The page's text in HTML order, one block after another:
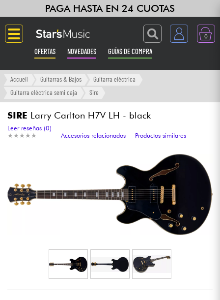
PAGA HASTA EN 24 CUOTAS
0
OFERTAS NOVEDADES GUÍAS DE COMPRA
Langue
Ampli & Efectos
Accueil Guitarras & Bajos
Guitarra eléctrica
Guitarra eléctrica semi caja
Sire
SIRE Larry Carlton H7V LH - black
★ ★ ★ ★ ★
★ ★ ★ ★ ★
Leer reseñas (0)
Accesorios relacionados
Productos similares